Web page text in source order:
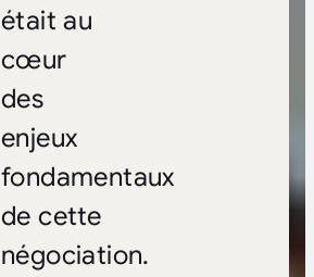
était au
cœur
des
enjeux
fondamentaux
de cette
négociation.